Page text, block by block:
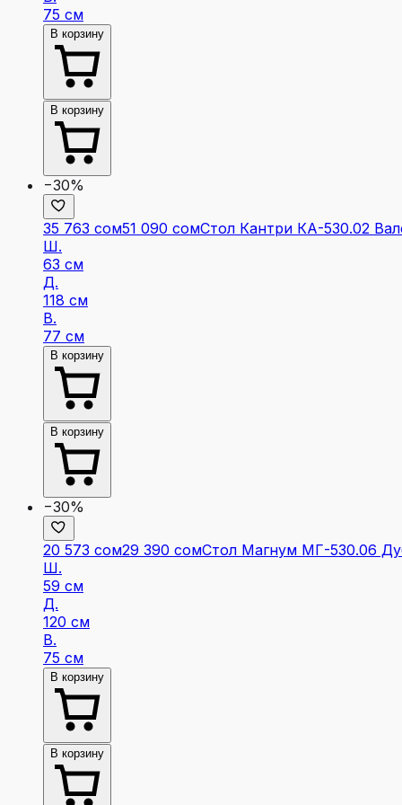
75 см
В корзину
В корзину
−30%
35 763 сом51 090 сомСтол Кантри КА-530.02
Ш.
63 см
Д.
118 см
В.
77 см
В корзину
В корзину
−30%
20 573 сом29 390 сомСтол Магнум МГ-530.06
Ш.
59 см
Д.
120 см
В.
75 см
В корзину
В корзину